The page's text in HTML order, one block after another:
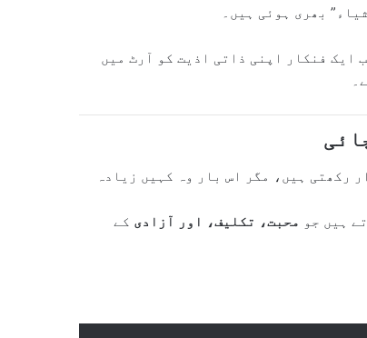
بھری ہوئی ہیں۔
ایک فنکار اپنی ذاتی اذیت کو آرٹ میں
رکھتی ہیں، مگر اس بار وہ کہیں زیادہ
ہیں جو محبت، تکلیف، اور آزادی کے